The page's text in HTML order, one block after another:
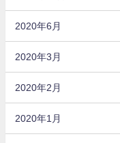
2020年6月
2020年3月
2020年2月
2020年1月